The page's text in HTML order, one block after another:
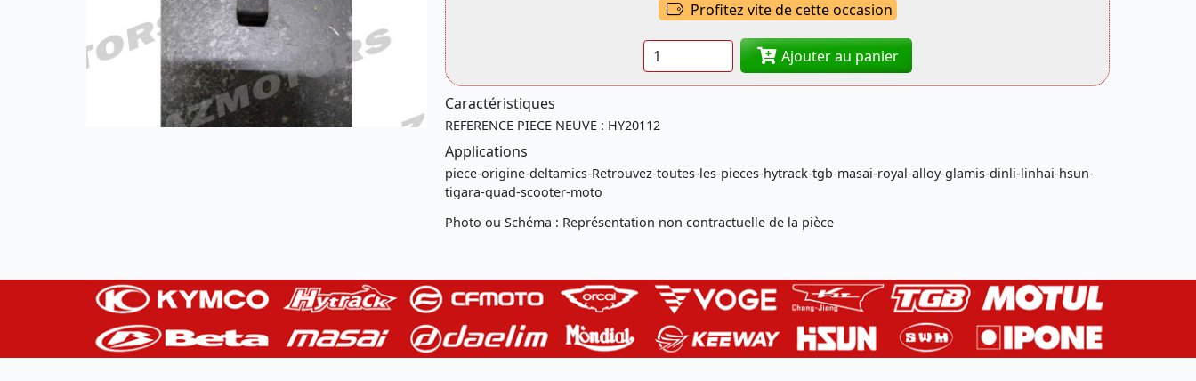
Profitez vite de cette occasion
Quantité Ajouter au panier
Caractéristiques
REFERENCE PIECE NEUVE : HY20112
Applications
piece-origine-deltamics-Retrouvez-toutes-les-pieces-hytrack-tgb-masai-royal-alloy-glamis-dinli-linhai-hsun-
tigara-quad-scooter-moto
Photo ou Schéma : Représentation non contractuelle de la pièce